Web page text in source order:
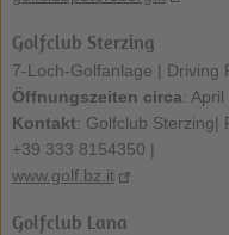
Golfclub Sterzing
7-Loch-Golfanlage | Driving
Öffnungszeiten circa:
Kontakt: Golfclub Sterzing|
+39 333 8154350 |
www.golf.bz.it
Golfclub Lana